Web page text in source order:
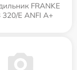
FRANKE
320/E ANFI A+